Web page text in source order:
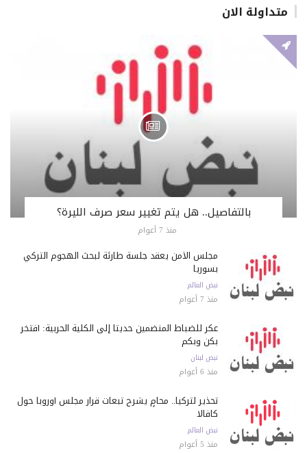
متداولة الان
بالتفاصيل.. هل يتم تغيير سعر صرف الليرة؟
منذ 7 أعوام
مجلس الأمن يعقد جلسة طارئة لبحث الهجوم التركي
بسوريا
نبض العالم
منذ 7 أعوام
عكر للضباط المنضمين حديثاً إلى الكلية الحربية: أفتخر
بكن وبكم
نبض لبنان
منذ 6 أعوام
تحذير لتركيا.. محامٍ يشرح تبعات قرار مجلس أوروبا حول
كافالا
نبض العالم
منذ 5 أعوام